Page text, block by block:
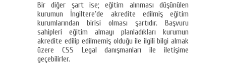
Bir diğer şart ise; eğitim alınması düşünülen
kurumun İngiltere’de akredite edilmiş eğitim
kurumlarından birisi olması şartıdır. Başvuru
sahipleri eğitim almayı planladıkları kurumun
akredite edilip edilmemiş olduğu ile ilgili bilgi almak
üzere CSS Legal danışmanları ile iletişime
geçebilirler.